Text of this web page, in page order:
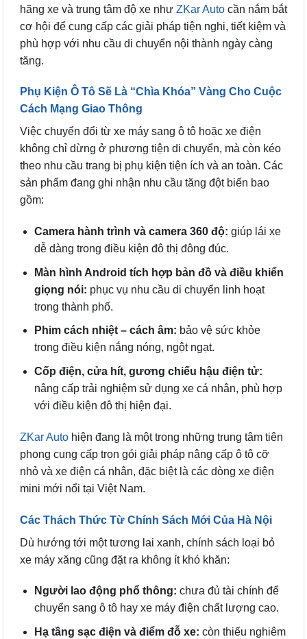
hãng xe và trung tâm độ xe như ZKar Auto cần nắm bắt
cơ hội để cung cấp các giải pháp tiện nghi, tiết kiệm và
phù hợp với nhu cầu di chuyển nội thành ngày càng
tăng.
Phụ Kiện Ô Tô Sẽ Là “Chìa Khóa” Vàng Cho Cuộc
Cách Mạng Giao Thông
Việc chuyển đổi từ xe máy sang ô tô hoặc xe điện
không chỉ dừng ở phương tiện di chuyển, mà còn kéo
theo nhu cầu trang bị phụ kiện tiện ích và an toàn. Các
sản phẩm đang ghi nhận nhu cầu tăng đột biến bao
gồm:
Camera hành trình và camera 360 độ: giúp lái xe
dễ dàng trong điều kiện đô thị đông đúc.
Màn hình Android tích hợp bản đồ và điều khiển
giọng nói: phục vụ nhu cầu di chuyển linh hoạt
trong thành phố.
Phim cách nhiệt – cách âm: bảo vệ sức khỏe
trong điều kiện nắng nóng, ngột ngạt.
Cốp điện, cửa hít, gương chiếu hậu điện tử:
nâng cấp trải nghiệm sử dụng xe cá nhân, phù hợp
với điều kiện đô thị hiện đại.
ZKar Auto hiện đang là một trong những trung tâm tiên
phong cung cấp trọn gói giải pháp nâng cấp ô tô cỡ
nhỏ và xe điện cá nhân, đặc biệt là các dòng xe điện
mini mới nổi tại Việt Nam.
Các Thách Thức Từ Chính Sách Mới Của Hà Nội
Dù hướng tới một tương lai xanh, chính sách loại bỏ
xe máy xăng cũng đặt ra không ít khó khăn:
Người lao động phổ thông: chưa đủ tài chính để
chuyển sang ô tô hay xe máy điện chất lượng cao.
Hạ tầng sạc điện và điểm đỗ xe: còn thiếu nghiêm